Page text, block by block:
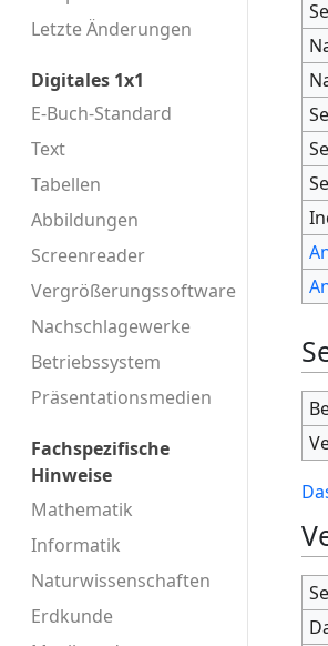
Letzte Änderungen
Digitales 1x1
E-Buch-Standard
Text
Tabellen
Abbildungen
Screenreader
Vergrößerungssoftware
Nachschlagewerke
Betriebssystem
Präsentationsmedien
Fachspezifische
Hinweise
Mathematik
Informatik
Naturwissenschaften
Erdkunde